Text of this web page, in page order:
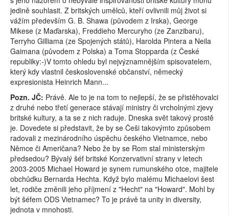
jedině souhlasit. Z britských umělců, kteří ovlivnili můj život si
vážím především G. B. Shawa (původem z Irska), George
Mikese (z Maďarska), Freddieho Mercuryho (ze Zanzibaru),
Terryho Gilliama (ze Spojených států), Harolda Pintera a Neila
Gaimana (původem z Polska) a Toma Stopparda (z České
republiky:-)V tomto ohledu byl nejvýznamnějším spisovatelem,
který kdy vlastnil československé občanství, německý
expresionista Heinrich Mann...
Pozn. JČ: Právě. Ale to je na tom to nejlepší, že se přistěhovalci
z druhé nebo třetí generace stávají ministry či vrcholnými zjevy
britské kultury, a ta se z nich raduje. Dneska svět takový prostě
je. Dovedete si představit, že by se Češi takovýmto způsobem
radovali z mezinárodního úspěchu českého Vietnamce, nebo
Němce či Američana? Nebo že by se Rom stal ministerským
předsedou? Bývalý šéf britské Konzervativní strany v letech
2003-2005 Michael Howard je synem rumunského otce, majitele
obchůdku Bernarda Hechta. Když bylo malému Michaelovi šest
let, rodiče změnili jeho příjmení z "Hecht" na "Howard". Mohl by
být šéfem ODS Vietnamec? To je právě ta unity in diversity,
jednota v mnohosti.